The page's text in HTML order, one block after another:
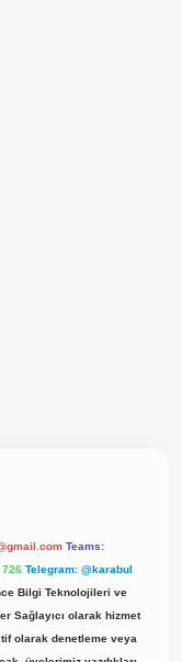
Teams:
Telegram: @karabul
Bilgi Teknolojileri ve
Sağlayıcı olarak hizmet
olarak denetleme veya